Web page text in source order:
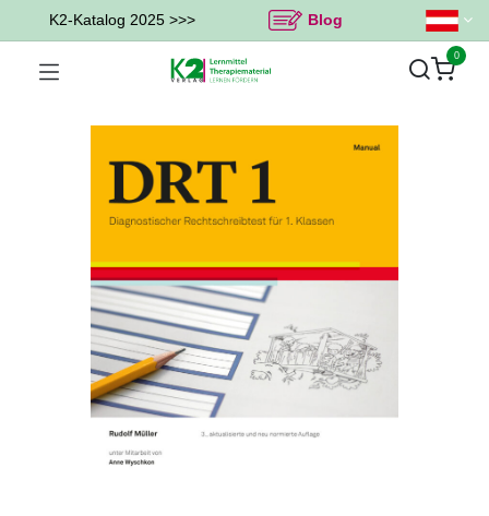
K2-Katalog 2025 >>> Blog
0